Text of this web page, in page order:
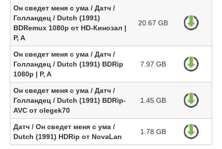
Он сведет меня с ума / Датч /
Голландец / Dutch (1991)
BDRemux 1080p от HD-Кинозал |
P, A
20.67 GB
Он сведет меня с ума / Датч /
Голландец / Dutch (1991) BDRip
1080p | P, A
7.97 GB
Он сведет меня с ума / Датч /
Голландец / Dutch (1991) BDRip-
AVC от olegek70
1.45 GB
Датч / Он сведет меня с ума /
Dutch (1991) HDRip от NovaLan
1.78 GB